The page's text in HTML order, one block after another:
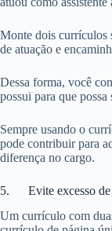
Monte dois currículos
de atuação e
Dessa forma, você
possui para que
Sempre usando o
pode contribuir para
diferença no cargo.
5. Evite excesso de
Um currículo com